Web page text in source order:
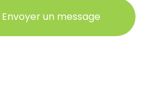
Envoyer un message